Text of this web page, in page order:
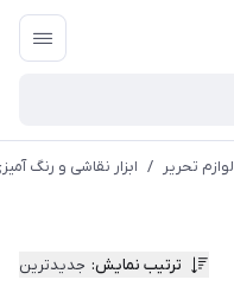
لوازم تحریر / ابزار نقاشی و رنگ
ترتیب نمایش: جدیدترین